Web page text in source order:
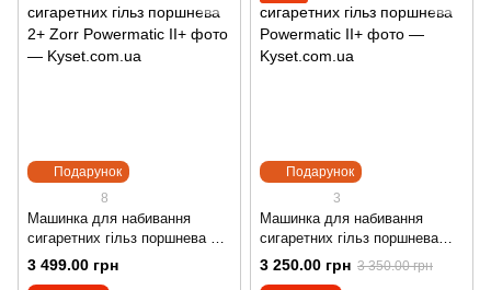
Подарунок
8
Машинка для набивання
сигаретних гільз поршнева 2+
Zorr Powermatic II+
3 499.00 грн
Подарунок
3
Машинка для набивання
сигаретних гільз поршнева
Powermatic II+
3 250.00 грн 3 350.00 грн